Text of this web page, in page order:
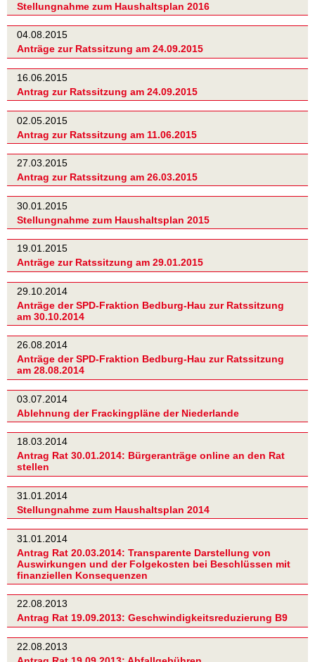
Stellungnahme zum Haushaltsplan 2016
04.08.2015
Anträge zur Ratssitzung am 24.09.2015
16.06.2015
Antrag zur Ratssitzung am 24.09.2015
02.05.2015
Antrag zur Ratssitzung am 11.06.2015
27.03.2015
Antrag zur Ratssitzung am 26.03.2015
30.01.2015
Stellungnahme zum Haushaltsplan 2015
19.01.2015
Anträge zur Ratssitzung am 29.01.2015
29.10.2014
Anträge der SPD-Fraktion Bedburg-Hau zur Ratssitzung
am 30.10.2014
26.08.2014
Anträge der SPD-Fraktion Bedburg-Hau zur Ratssitzung
am 28.08.2014
03.07.2014
Ablehnung der Frackingpläne der Niederlande
18.03.2014
Antrag Rat 30.01.2014: Bürgeranträge online an den Rat
stellen
31.01.2014
Stellungnahme zum Haushaltsplan 2014
31.01.2014
Antrag Rat 20.03.2014: Transparente Darstellung von
Auswirkungen und der Folgekosten bei Beschlüssen mit
finanziellen Konsequenzen
22.08.2013
Antrag Rat 19.09.2013: Geschwindigkeitsreduzierung B9
22.08.2013